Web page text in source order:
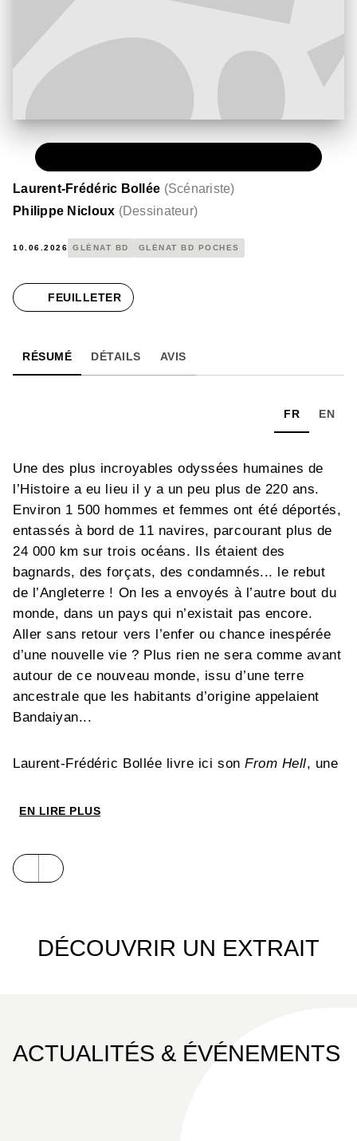
Laurent-Frédéric Bollée (Scénariste)
Philippe Nicloux (Dessinateur)
10.06.2026 GLÉNAT BD GLÉNAT BD POCHES
FEUILLETER
RÉSUMÉ DÉTAILS AVIS
FR EN
Une des plus incroyables odyssées humaines de
l’Histoire a eu lieu il y a un peu plus de 220 ans.
Environ 1 500 hommes et femmes ont été déportés,
entassés à bord de 11 navires, parcourant plus de
24 000 km sur trois océans. Ils étaient des
bagnards, des forçats, des condamnés... le rebut
de l’Angleterre ! On les a envoyés à l’autre bout du
monde, dans un pays qui n’existait pas encore.
Aller sans retour vers l’enfer ou chance inespérée
d’une nouvelle vie ? Plus rien ne sera comme avant
autour de ce nouveau monde, issu d’une terre
ancestrale que les habitants d’origine appelaient
Bandaiyan...
Laurent-Frédéric Bollée livre ici sonFrom Hell, une
avec brio au lavis par Philippe Nicloux. Une
EN LIRE PLUS
DÉCOUVRIR UN EXTRAIT
ACTUALITÉS & ÉVÉNEMENTS